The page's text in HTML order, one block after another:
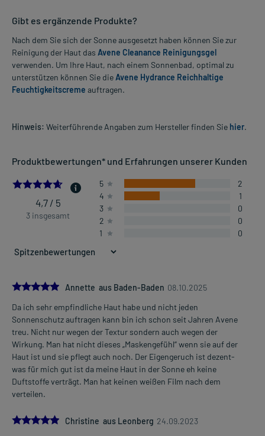
Gibt es ergänzende Produkte?
Nach dem Sie sich der Sonne ausgesetzt haben können Sie zur
Reinigung der Haut das Avene Cleanance Reinigungsgel
verwenden. Um Ihre Haut, nach einem Sonnenbad, optimal zu
unterstützen können Sie dieAvene Hydrance Reichhaltige
Feuchtigkeitscreme auftragen.
Hinweis: Weiterführende Angaben zum Hersteller finden Sie hier.
Produktbewertungen* und Erfahrungen unserer Kunden
4.666666666666667
4,7 / 5
3 insgesamt
5
2
4
1
3
0
2
0
1
0
5.0Annette aus Baden-Baden 08.10.2025
Da ich sehr empfindliche Haut habe und nicht jeden
Sonnenschutz auftragen kann bin ich schon seit Jahren Avene
treu. Nicht nur wegen der Textur sondern auch wegen der
Wirkung. Man hat nicht dieses „Maskengefühl“ wenn sie auf der
Haut ist und sie pflegt auch noch. Der Eigengeruch ist dezent-
was für mich gut ist da meine Haut in der Sonne eh keine
Duftstoffe verträgt. Man hat keinen weißen Film nach dem
verteilen.
5.0
Christine aus Leonberg 24.09.2023